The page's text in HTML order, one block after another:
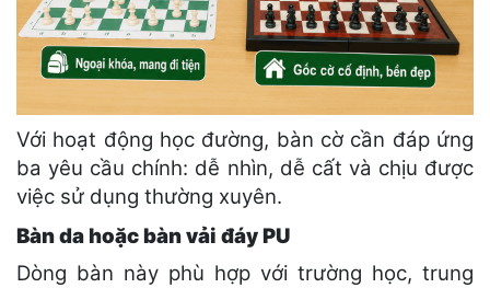
Với hoạt động học đường, bàn cờ cần đáp ứng
ba yêu cầu chính: dễ nhìn, dễ cất và chịu được
việc sử dụng thường xuyên.
Bàn da hoặc bàn vải đáy PU
Dòng bàn này phù hợp với trường học, trung